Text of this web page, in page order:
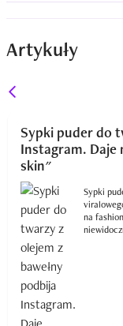
Artykuły
Sypki puder do
Instagram.
skin"
Sypki
na